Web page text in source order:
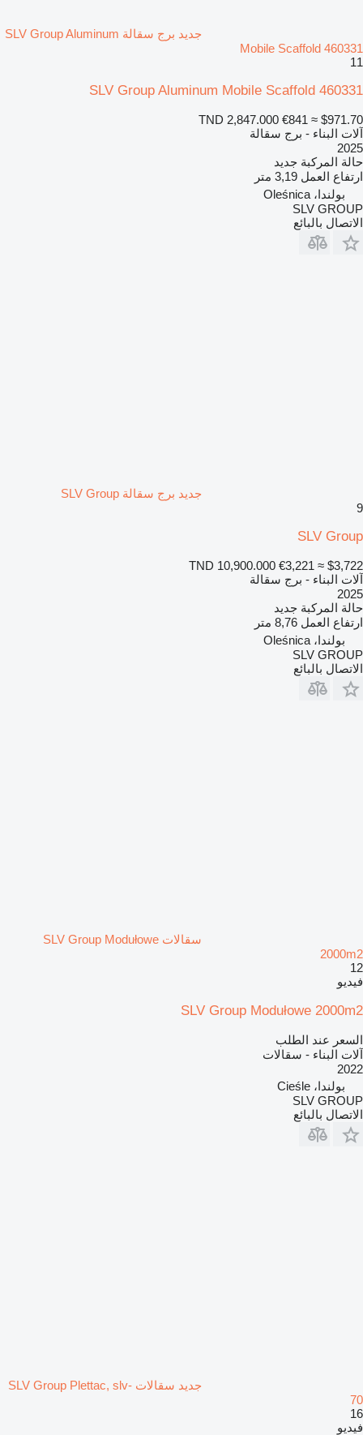
جديد برج سقالة SLV Group Aluminum
Mobile Scaffold 460331
11
SLV Group Aluminum Mobile Scaffold 460331
TND 2,847.000 €841 ≈ $971.70
آلات البناء - برج سقالة
2025
حالة المركبة جديد
ارتفاع العمل 3,19 متر
بولندا، Oleśnica
SLV GROUP
الاتصال بالبائع
جديد برج سقالة SLV Group
9
SLV Group
TND 10,900.000 €3,221 ≈ $3,722
آلات البناء - برج سقالة
2025
حالة المركبة جديد
ارتفاع العمل 8,76 متر
بولندا، Oleśnica
SLV GROUP
الاتصال بالبائع
سقالات SLV Group Modułowe
2000m2
12
فيديو
SLV Group Modułowe 2000m2
السعر عند الطلب
آلات البناء - سقالات
2022
بولندا، Cieśle
SLV GROUP
الاتصال بالبائع
جديد سقالات SLV Group Plettac, slv-
70
16
فيديو